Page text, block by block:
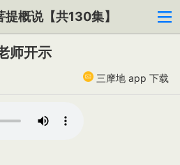
概说【共130集】
师开示
三摩地 app 下载